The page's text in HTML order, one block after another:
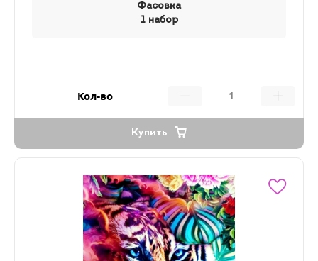
Фасовка
1 набор
Кол-во
Купить